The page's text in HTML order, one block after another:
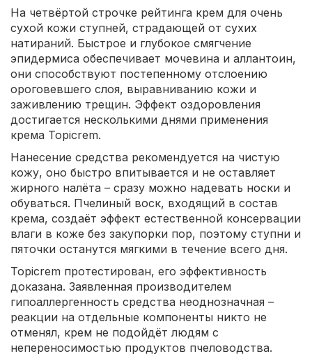
На четвёртой строчке рейтинга крем для очень
сухой кожи ступней, страдающей от сухих
натираний. Быстрое и глубокое смягчение
эпидермиса обеспечивает мочевина и аллантоин,
они способствуют постепенному отслоению
ороговевшего слоя, выравниванию кожи и
заживлению трещин. Эффект оздоровления
достигается несколькими днями применения
крема Topicrem.
Нанесение средства рекомендуется на чистую
кожу, оно быстро впитывается и не оставляет
жирного налёта – сразу можно надевать носки и
обуваться. Пчелиный воск, входящий в состав
крема, создаёт эффект естественной консервации
влаги в коже без закупорки пор, поэтому ступни и
пяточки останутся мягкими в течение всего дня.
Topicrem протестирован, его эффективность
доказана. Заявленная производителем
гипоаллергенность средства неоднозначная –
реакции на отдельные компоненты никто не
отменял, крем не подойдёт людям с
непереносимостью продуктов пчеловодства.